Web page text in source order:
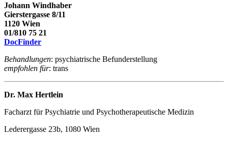
Johann Windhaber
Gierstergasse 8/11
1120 Wien
01/810 75 21
DocFinder
Behandlungen: psychiatrische Befunderstellung
empfohlen für: trans
Dr. Max Hertlein
Facharzt für Psychiatrie und Psychotherapeutische Medizin
Lederergasse 23b, 1080 Wien